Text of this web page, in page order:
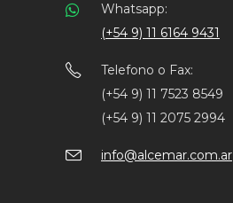
Whatsapp:
(+54 9) 11 6164 9431
Telefono o Fax:
(+54 9) 11 7523 8549
(+54 9) 11 2075 2994
info@alcemar.com.ar